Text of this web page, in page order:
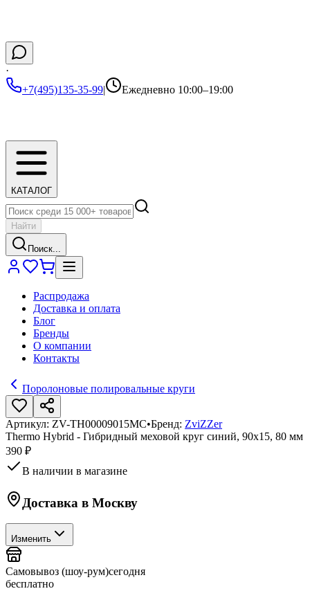
·
+7(495)135-35-99| Ежедневно 10:00–19:00
КАТАЛОГ
Найти
Поиск...
Распродажа
Доставка и оплата
Блог
Бренды
О компании
Контакты
Поролоновые полировальные круги
Артикул: ZV-TH00009015MC•Бренд: ZviZZer
Thermo Hybrid - Гибридный меховой круг синий, 90х15, 80 мм
390 ₽
В наличии в магазине
Доставка в Москву
Изменить
Самовывоз (шоу-рум)сегодня
бесплатно